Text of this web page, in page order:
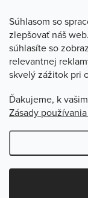
Súhlasom so
zlepšovať náš
súhlasíte so
relevantnej
skvelý zážitok pri
Ďakujeme, k
Zásady
O Stevula
Poradňa
Copyright 2026